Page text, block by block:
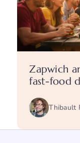
Zapwich
fast-food
Thibault